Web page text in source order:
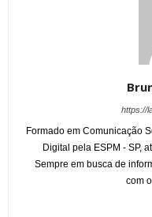
https://
Formado em Comunicação
Digital pela ESPM - SP,
Sempre em busca de
com